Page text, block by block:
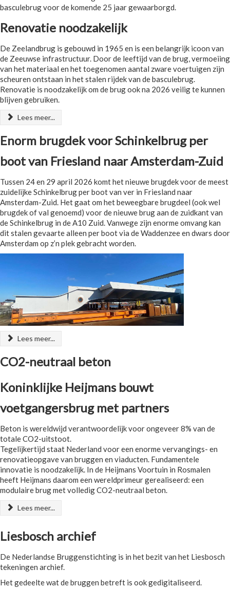
basculebrug voor de komende 25 jaar gewaarborgd.
Renovatie noodzakelijk
De Zeelandbrug is gebouwd in 1965 en is een belangrijk icoon van
de Zeeuwse infrastructuur. Door de leeftijd van de brug, vermoeiing
van het materiaal en het toegenomen aantal zware voertuigen zijn
scheuren ontstaan in het stalen rijdek van de basculebrug.
Renovatie is noodzakelijk om de brug ook na 2026 veilig te kunnen
blijven gebruiken.
Lees meer...
Enorm brugdek voor Schinkelbrug per
boot van Friesland naar Amsterdam-Zuid
Tussen 24 en 29 april 2026 komt het nieuwe brugdek voor de meest
zuidelijke Schinkelbrug per boot van ver in Friesland naar
Amsterdam-Zuid. Het gaat om het beweegbare brugdeel (ook wel
brugdek of val genoemd) voor de nieuwe brug aan de zuidkant van
de Schinkelbrug in de A10 Zuid. Vanwege zijn enorme omvang kan
dit stalen gevaarte alleen per boot via de Waddenzee en dwars door
Amsterdam op z’n plek gebracht worden.
Lees meer...
CO2-neutraal beton
Koninklijke Heijmans bouwt
voetgangersbrug met partners
Beton is wereldwijd verantwoordelijk voor ongeveer 8% van de
totale CO2-uitstoot.
Tegelijkertijd staat Nederland voor een enorme vervangings- en
renovatieopgave van bruggen en viaducten. Fundamentele
innovatie is noodzakelijk. In de Heijmans Voortuin in Rosmalen
heeft Heijmans daarom een wereldprimeur gerealiseerd: een
modulaire brug met volledig CO2-neutraal beton.
Lees meer...
Liesbosch archief
De Nederlandse Bruggenstichting is in het bezit van het Liesbosch
tekeningen archief.
Het gedeelte wat de bruggen betreft is ook gedigitaliseerd.